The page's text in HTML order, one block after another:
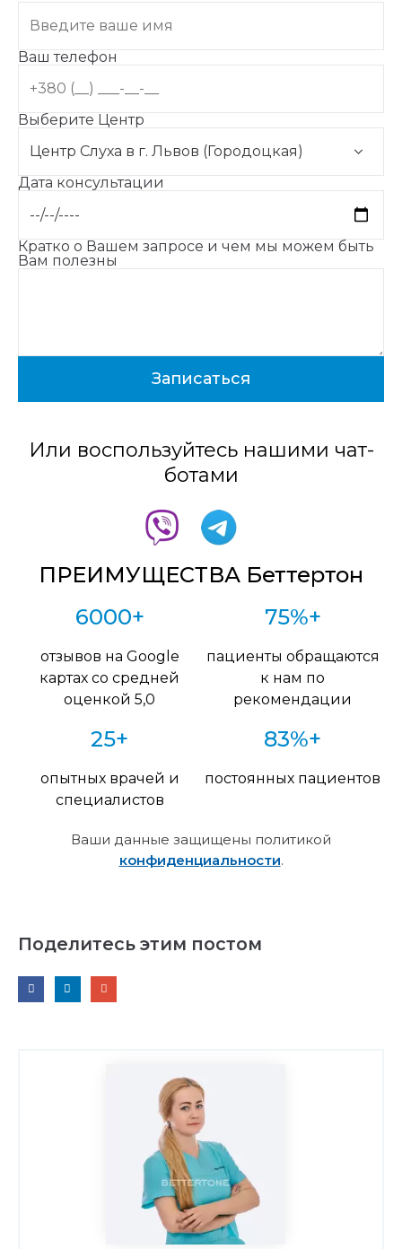
Ваш телефон
Выберите Центр
Дата консультации
Кратко о Вашем запросе и чем мы можем быть
Вам полезны
Или воспользуйтесь нашими чат-
ботами
ПРЕИМУЩЕСТВА Беттертон
6000+
отзывов на Google
картах со средней
оценкой 5,0
75%+
пациенты обращаются
к нам по
рекомендации
25+
опытных врачей и
специалистов
83%+
постоянных пациентов
Ваши данные защищены политикой
конфиденциальности.
Поделитесь этим постом